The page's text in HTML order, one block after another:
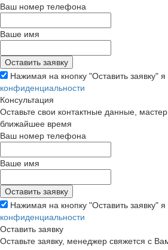
Ваш номер телефона
Ваше имя
Нажимая на кнопку "Оставить заявку"
конфиденциальности
Консультация
Оставьте свои контактные данные,
ближайшее время
Ваш номер телефона
Ваше имя
Нажимая на кнопку "Оставить заявку"
конфиденциальности
Оставить заявку
Оставьте заявку, менеджер свяжется с